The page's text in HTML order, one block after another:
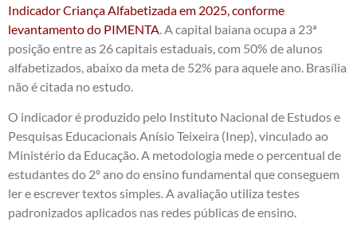
Indicador Criança Alfabetizada em 2025, conforme
levantamento do PIMENTA . A capital baiana ocupa a 23ª
posição entre as 26 capitais estaduais, com 50% de alunos
alfabetizados, abaixo da meta de 52% para aquele ano. Brasília
não é citada no estudo.
O indicador é produzido pelo Instituto Nacional de Estudos e
Pesquisas Educacionais Anísio Teixeira (Inep), vinculado ao
Ministério da Educação. A metodologia mede o percentual de
estudantes do 2º ano do ensino fundamental que conseguem
ler e escrever textos simples. A avaliação utiliza testes
padronizados aplicados nas redes públicas de ensino.